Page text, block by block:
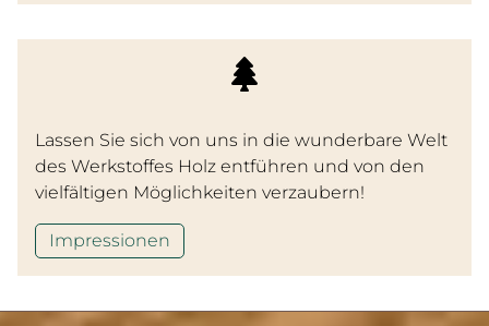
Lassen Sie sich von uns in die wunderbare Welt
des Werkstoffes Holz entführen und von den
vielfältigen Möglichkeiten verzaubern!
Impressionen